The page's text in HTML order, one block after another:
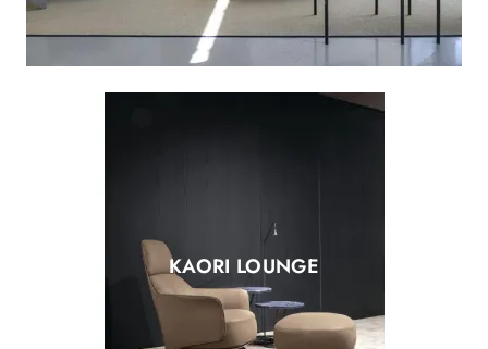
KAORI LOUNGE